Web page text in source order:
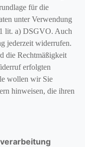
für die
unter Verwendung
lit. a) DSGVO. Auch
jederzeit widerrufen.
die Rechtmäßigkeit
erfolgten
wollen wir Sie
hinweisen, die ihren